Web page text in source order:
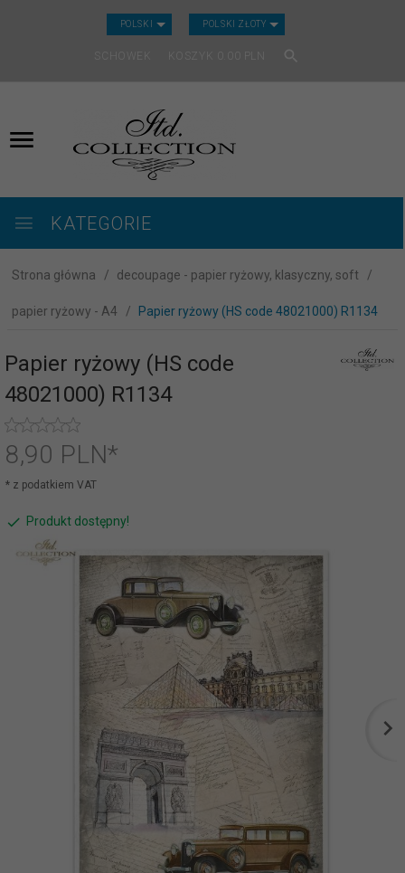
POLSKI CURRENCY_H
POLSKI ZŁOTY
SCHOWEK KOSZYK
KATEGORIE
Strona główna decoupage - papier ryżowy, klasyczny, soft
papier ryżowy - A4 Papier ryżowy (HS code 48021000) R1134
Papier ryżowy (HS code
48021000) R1134
8,90 PLN*
* z podatkiem VAT
Produkt dostępny!